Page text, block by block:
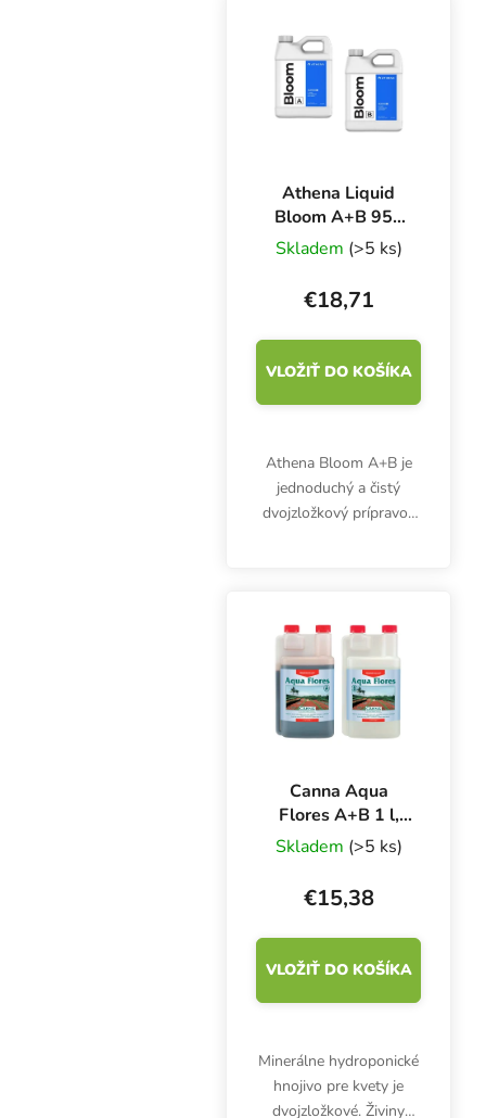
rastu a kvitnutia.
Athena Liquid
Bloom A+B 950
ml, hnojivo na
kvety
Skladem (>5 ks)
€18,71
VLOŽIŤ DO KOŠÍKA
Athena Bloom A+B je
jednoduchý a čistý
dvojzložkový prípravok
a chelátových mikroživín
umožňuje...
Canna Aqua
Flores A+B 1 l,
základné hnojivo
pre kvety
Skladem (>5 ks)
€15,38
VLOŽIŤ DO KOŠÍKA
Minerálne hydroponické
hnojivo pre kvety je
dvojzložkové. Živiny